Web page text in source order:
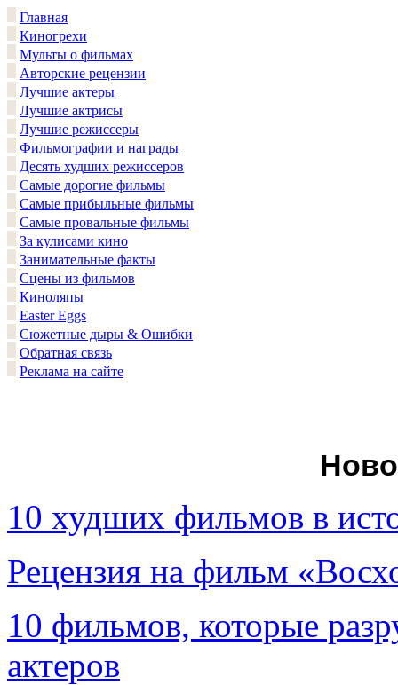
Главная
Киногрехи
Мульты о фильмах
Авторские рецензии
Лучшие актеры
Лучшие актрисы
Лучшие режиссеры
Фильмографии и награды
Десять худших режиссеров
Самые дорогие фильмы
Самые прибыльные фильмы
Самые провальные фильмы
За кулисами кино
Занимательные факты
Сцены из фильмов
Киноляпы
Easter Eggs
Сюжетные дыры & Ошибки
Обратная связь
Реклама на сайте
10 худших фильмов в
Рецензия на фильм
10 фильмов, которые
актеров